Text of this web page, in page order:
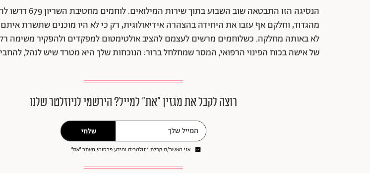
הנסיגה הזו התבטאה שוב השבוע בתוך
מהגדוד, וחלקם אף עזבו את היחידה בהצהרה אידיאולוגית, רק כי לא היו מוכנים שתשרת איתם
לא באותה מחלקה. כשלוחמים מרשים לעצמם להציב אולטימטום למפקדים ולהפקיר משימה רק
של אישה בכוח הפינוי הרפואי, המסר שמחלחל ברור: הנוכחות שלך היא מטרד שיש לנהל,
רוצה לקבל את מגזין ״את״ למייל? הירשמי לניוזלטר שלנו
שלחי
אני מאשר/ת קבלת ניוזלטרים ומידע פרסומי מאתר ״את״